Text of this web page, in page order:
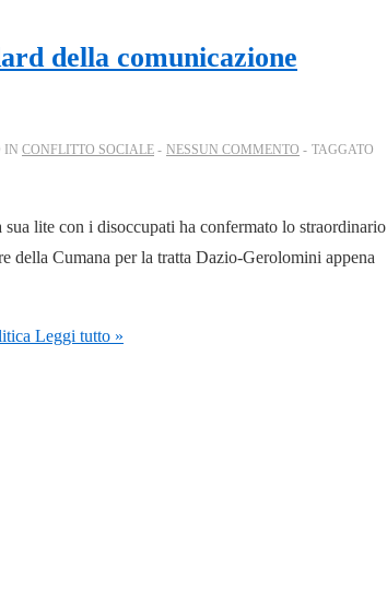
della comunicazione
IN CONFLITTO SOCIALE NESSUN COMMENTO
TAGGATO
lite con i disoccupati ha confermato lo straordinario
della Cumana per la tratta Dazio-Gerolomini appena
Leggi tutto »